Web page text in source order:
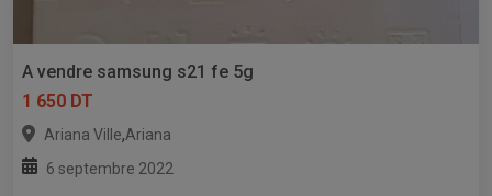
A vendre samsung s21 fe 5g
1 650 DT
Ariana Ville,Ariana
6 septembre 2022